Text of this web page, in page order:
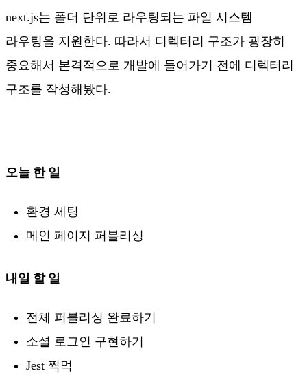
next.js는 폴더 단위로 라우팅되는 파일 시스템
라우팅을 지원한다. 따라서 디렉터리 구조가 굉장히
중요해서 본격적으로 개발에 들어가기 전에 디렉터리
구조를 작성해봤다.
오늘 한 일
환경 세팅
메인 페이지 퍼블리싱
내일 할 일
전체 퍼블리싱 완료하기
소셜 로그인 구현하기
Jest 찍먹